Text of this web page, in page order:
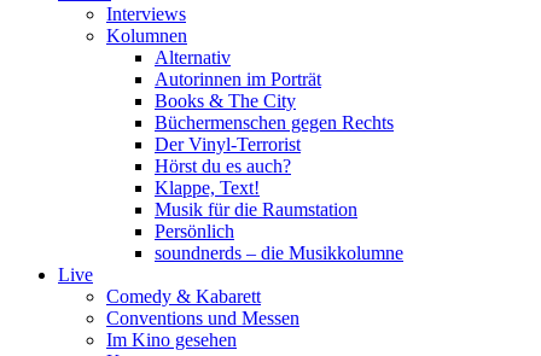
Interviews
Kolumnen
Alternativ
Autorinnen im Porträt
Books & The City
Büchermenschen gegen Rechts
Der Vinyl-Terrorist
Hörst du es auch?
Klappe, Text!
Musik für die Raumstation
Persönlich
soundnerds – die Musikkolumne
Live
Comedy & Kabarett
Conventions und Messen
Im Kino gesehen